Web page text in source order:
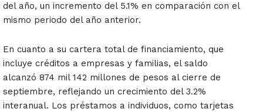
del año, un incremento del 5.1% en comparación con el
mismo periodo del año anterior.
En cuanto a su cartera total de financiamiento, que
incluye créditos a empresas y familias, el saldo
alcanzó 874 mil 142 millones de pesos al cierre de
septiembre, reflejando un crecimiento del 3.2%
interanual. Los préstamos a individuos, como tarjetas